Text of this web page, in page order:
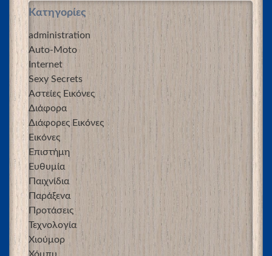
Kατηγορίες
administration
Auto-Moto
Internet
Sexy Secrets
Αστείες Εικόνες
Διάφορα
Διάφορες Εικόνες
Εικόνες
Επιστήμη
Ευθυμία
Παιχνίδια
Παράξενα
Προτάσεις
Τεχνολογία
Χιούμορ
Χόμπυ